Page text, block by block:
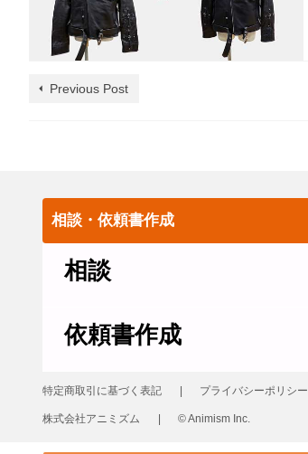
Previous Post
相談・依頼書作成
相談
依頼書作成
特定商取引に基づく表記 プライバシーポリシー
株式会社アニミズム © Animism Inc.